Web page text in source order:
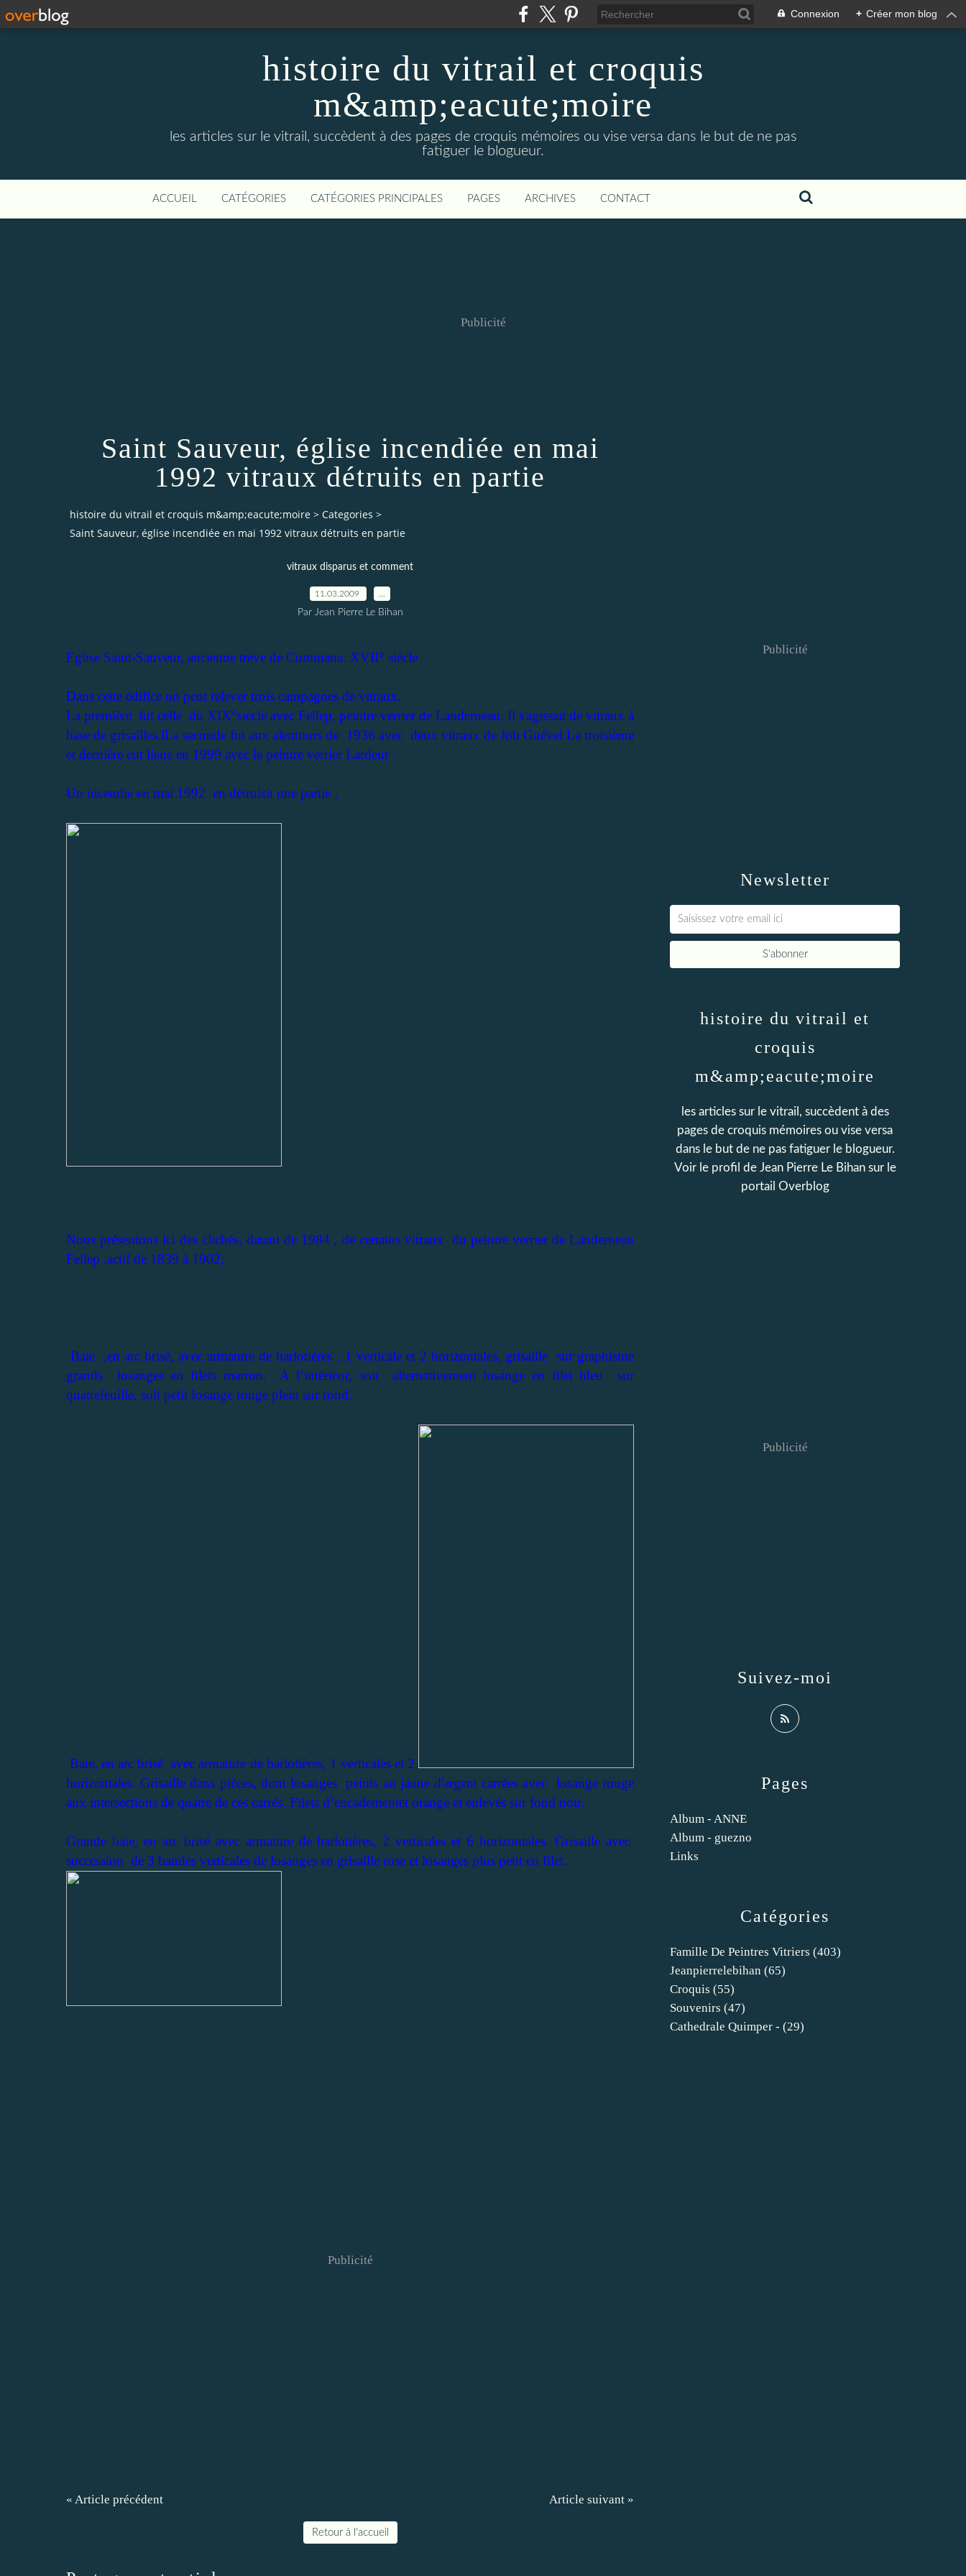
Connexion + Créer mon blog
histoire du vitrail et croquis
m&amp;eacute;moire
les articles sur le vitrail, succèdent à des pages de croquis mémoires ou vise versa dans le but de ne pas
fatiguer le blogueur.
ACCUEIL CATÉGORIES CATÉGORIES PRINCIPALES PAGES ARCHIVES CONTACT
Publicité
Saint Sauveur, église incendiée en mai
1992 vitraux détruits en partie
histoire du vitrail et croquis m&amp;eacute;moire > Categories >
Saint Sauveur, église incendiée en mai 1992 vitraux détruits en partie
vitraux disparus et comment
11.03.2009
Par Jean Pierre Le Bihan
Eglise Saint-Sauveur, ancienne trève de Commana. XVII° siècle
Dans cette édifice on peut relever trois campagnes de vitraux.
La première fut celle du XIX°siècle avec Fellep, peintre verrier de Landerneau. Il s'agissait de vitraux à
base de grisailles.lLa seconde fut aux alentours de 1936 avec deux vitraux de Job Guével.La troisième
et dernière eut lieue en 1999 avec le peintre verrier Lardeur
Un incendie en mai 1992 en détruisit une partie ,
Nous présentons ici des clichés, datant de 1984 , de certains vitraux du peintre verrier de Landerneau
Fellep ,actif de 1839 à 1902;
Baie ,en arc brisé, avec armature de barlotières , 1 verticale et 2 horizontales, grisaille sur graphisme
grands losanges en filets marron. A l’intérieur, soit alternativement losange en filet bleu sur
quatrefeuille, soit petit losange rouge plein sur rond.
Baie, en arc brisé avec armature de barlotières, 1 verticales et 2
horizontales. Grisaille dans pièces, dont losanges peints au jaune d'argent carrées avec losange rouge
aux intersections de quatre de ces carrés. Filets d’encadementet orange et enlevés sur fond noir.
Grande baie, en arc brisé avec armature de barlotières, 2 verticales et 6 horizontales. Grisaille avec
succession de 3 bandes verticales de losanges en grisaille rose et losanges plus petit en filet.
Publicité
« Article précédent Article suivant »
Retour à l'accueil
Newsletter
Publicité
Catégories
Famille De Peintres Vitriers (403)
Jeanpierrelebihan (65)
Croquis (55)
Souvenirs (47)
Cathedrale Quimper - (29)
Pages
Album - ANNE
Album - guezno
Links
histoire du vitrail et
croquis
m&amp;eacute;moire
les articles sur le vitrail, succèdent à des
pages de croquis mémoires ou vise versa
dans le but de ne pas fatiguer le blogueur.
Voir le profil de Jean Pierre Le Bihansur le
portail Overblog
Suivez-moi
Publicité